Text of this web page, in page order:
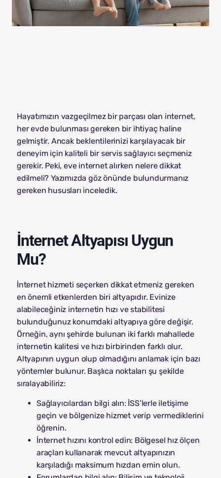
Hayatımızın vazgeçilmez bir parçası olan internet,
her evde bulunması gereken bir ihtiyaç haline
gelmiştir. Ancak beklentilerinizi karşılayacak bir
deneyim için kaliteli bir servis sağlayıcı seçmeniz
gerekir. Peki, eve internet alırken nelere dikkat
edilmeli? Yazımızda göz önünde bulundurmanız
gereken hususları inceledik.
İnternet Altyapısı Uygun
Mu?
İnternet hizmeti seçerken dikkat etmeniz gereken
en önemli etkenlerden biri altyapıdır. Evinize
alabileceğiniz internetin hızı ve stabilitesi
bulunduğunuz konumdaki altyapıya göre değişir.
Örneğin, aynı şehirde bulunan iki farklı mahallede
internetin kalitesi ve hızı birbirinden farklı olur.
Altyapının uygun olup olmadığını anlamak için bazı
yöntemler bulunur. Başlıca noktaları şu şekilde
sıralayabiliriz:
Sağlayıcılardan bilgi alın: İSS’lerle iletişime
geçin ve bölgenize hizmet verip vermediklerini
öğrenin.
İnternet hızını kontrol edin: Bölgesel hız ölçen
araçları kullanarak mevcut altyapınızın
karşıladığı maksimum hızdan emin olun.